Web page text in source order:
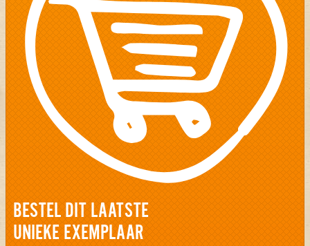
BESTEL DIT LAATSTE
UNIEKE EXEMPLAAR